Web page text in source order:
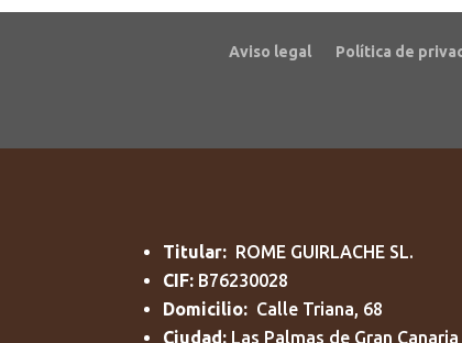
Aviso legal Política de
Titular: ROME GUIRLACHE SL.
CIF: B76230028
Domicilio: Calle Triana, 68
Ciudad: Las Palmas de Gran Canaria